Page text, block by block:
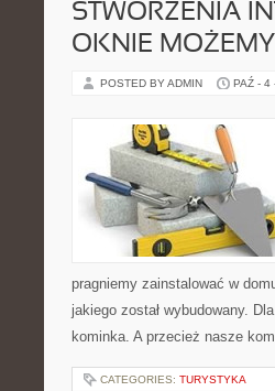
STWORZENIA
OKNIE MOŻEMY
POSTED BY ADMIN PAŹ - 4
pragniemy zainstalować w
jakiego został wybudowany.
kominka. A przecież nasze
CATEGORIES: TURYSTYKA